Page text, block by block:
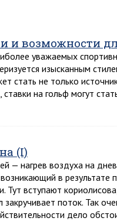
и возможности
уважаемых
изысканным
стать не только
на гольф могут
(I)
— нагрев воздуха на
в результате
Тут вступают
поток. Так
дело